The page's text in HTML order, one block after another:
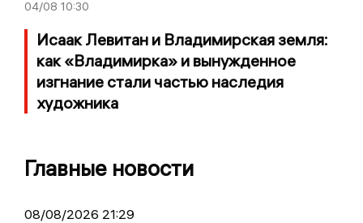
04/08 10:30
Исаак Левитан и Владимирская земля:
как «Владимирка» и вынужденное
изгнание стали частью наследия
художника
Главные новости
08/08/2026 21:29